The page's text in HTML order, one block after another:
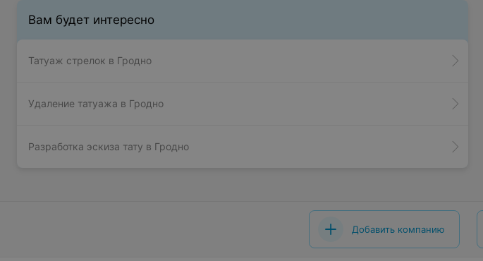
Вам будет интересно
Татуаж стрелок в Гродно
Удаление татуажа в Гродно
Разработка эскиза тату в Гродно
Добавить компанию